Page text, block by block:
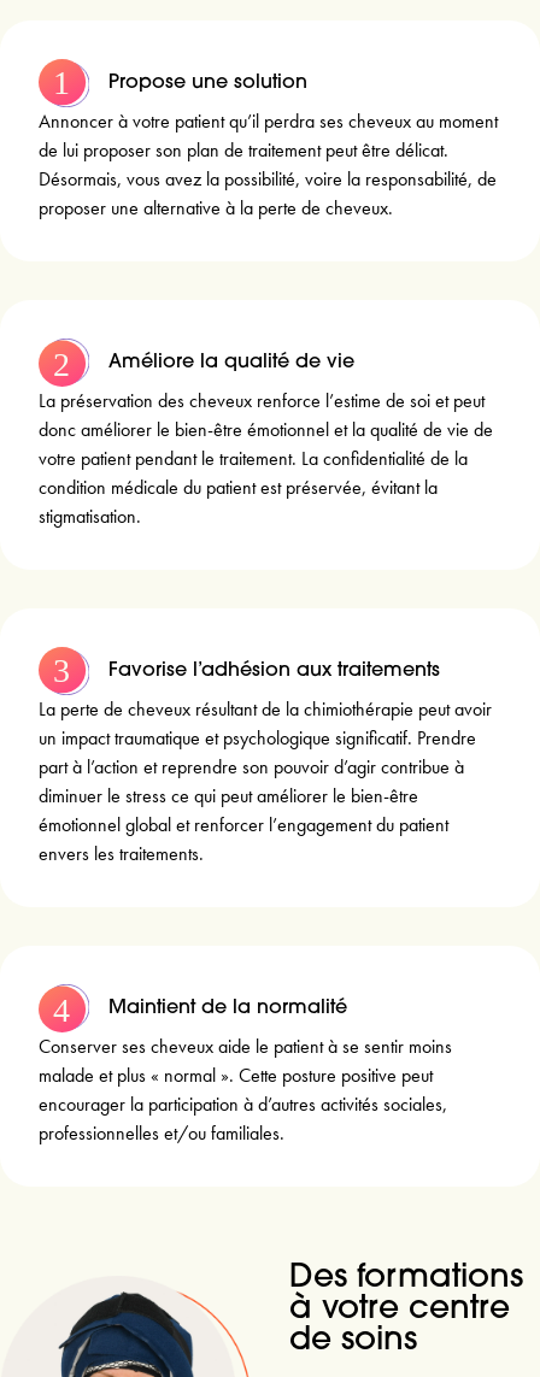
Propose une solution
Annoncer à votre patient qu’il perdra ses cheveux au moment
de lui proposer son plan de traitement peut être délicat.
Désormais, vous avez la possibilité, voire la responsabilité, de
proposer une alternative à la perte de cheveux.
Améliore la qualité de vie
La préservation des cheveux renforce l’estime de soi et peut
donc améliorer le bien-être émotionnel et la qualité de vie de
votre patient pendant le traitement. La confidentialité de la
condition médicale du patient est préservée, évitant la
stigmatisation.
Favorise l’adhésion aux traitements
La perte de cheveux résultant de la chimiothérapie peut avoir
un impact traumatique et psychologique significatif. Prendre
part à l’action et reprendre son pouvoir d’agir contribue à
diminuer le stress ce qui peut améliorer le bien-être
émotionnel global et renforcer l’engagement du patient
envers les traitements.
Maintient de la normalité
Conserver ses cheveux aide le patient à se sentir moins
malade et plus « normal ». Cette posture positive peut
encourager la participation à d’autres activités sociales,
professionnelles et/ou familiales.
Des formations
à votre centre
de soins